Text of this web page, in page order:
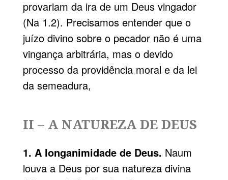
provariam da ira de um Deus vingador
(Na 1.2). Precisamos entender que o
juízo divino sobre o pecador não é uma
vingança arbitrária, mas o devido
processo da providência moral e da lei
da semeadura,
II – A NATUREZA DE DEUS
1. A longanimidade de Deus. Naum
louva a Deus por sua natureza divina